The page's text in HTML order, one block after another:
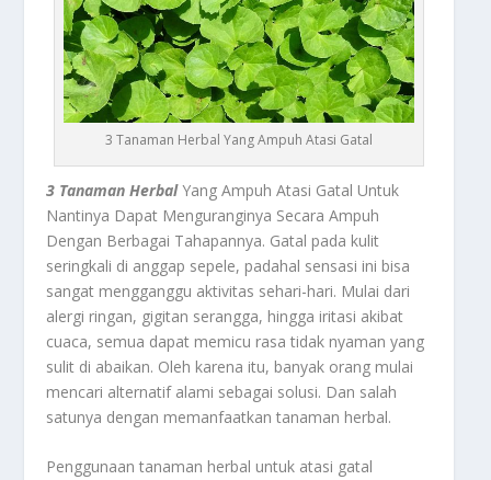
3 Tanaman Herbal Yang Ampuh Atasi Gatal
3 Tanaman HerbalYang Ampuh Atasi Gatal Untuk
Nantinya Dapat Menguranginya Secara Ampuh
Dengan Berbagai Tahapannya. Gatal pada kulit
seringkali di anggap sepele, padahal sensasi ini bisa
sangat mengganggu aktivitas sehari-hari. Mulai dari
alergi ringan, gigitan serangga, hingga iritasi akibat
cuaca, semua dapat memicu rasa tidak nyaman yang
sulit di abaikan. Oleh karena itu, banyak orang mulai
mencari alternatif alami sebagai solusi. Dan salah
satunya dengan memanfaatkan tanaman herbal.
Penggunaan tanaman herbal untuk atasi gatal